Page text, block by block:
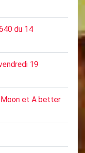
du 14
19
Moon et A better